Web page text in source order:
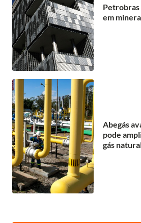
Petrobras
em
Abegás
pode
gás